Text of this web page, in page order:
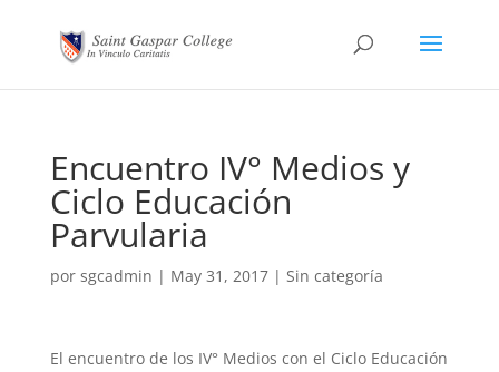
Encuentro IV° Medios y
Ciclo Educación
Parvularia
por sgcadmin | May 31, 2017| Sin categoría
El encuentro de los IV° Medios con el Ciclo Educación